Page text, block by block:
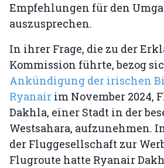
Empfehlungen für den
auszusprechen.
In ihrer Frage, die zu der
Kommission führte, bezog
Ankündigung der irischen
Ryanair im November 2024,
Dakhla, einer Stadt in der
Westsahara, aufzunehmen.
der Fluggesellschaft zur
Flugroute hatte Ryanair